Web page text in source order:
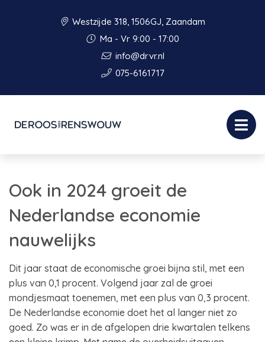
Westzijde 318, 1506GJ, Zaandam
Ma - Vr 9:00 - 17:00
info@drvr.nl
075-6161717
Ook in 2024 groeit de
Nederlandse economie
nauwelijks
Dit jaar staat de economische groei bijna stil, met een
plus van 0,1 procent. Volgend jaar zal de groei
mondjesmaat toenemen, met een plus van 0,3 procent.
De Nederlandse economie doet het al langer niet zo
goed. Zo was er in de afgelopen drie kwartalen telkens